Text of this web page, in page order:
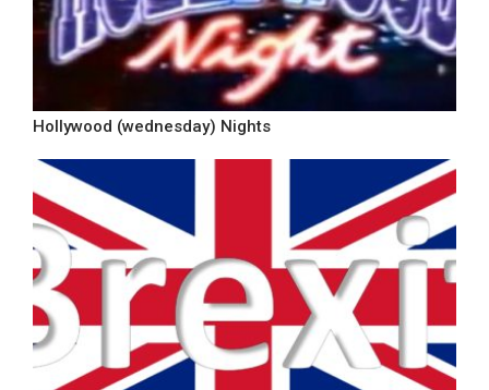
Hollywood (wednesday) Nights